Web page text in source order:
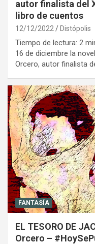
autor finalista del
libro de cuentos
12/12/2022 Distópolis
Tiempo de lectura: 2
16 de diciembre la
Orcero, autor finalista
FANTASÍA
EL TESORO DE
Orcero –